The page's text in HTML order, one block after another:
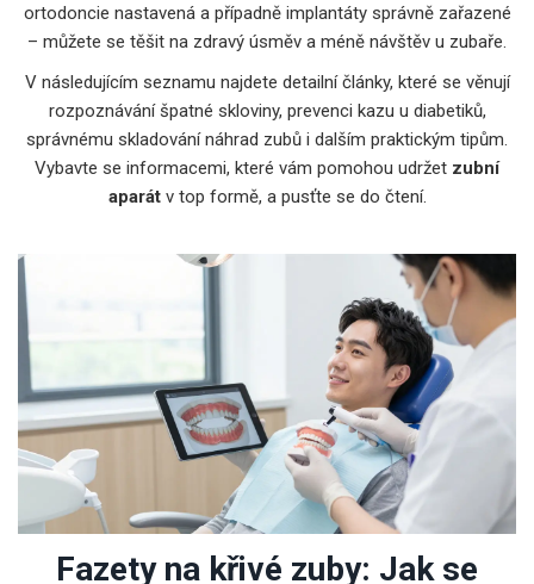
ortodoncie nastavená a případně implantáty správně zařazené
– můžete se těšit na zdravý úsměv a méně návštěv u zubaře.
V následujícím seznamu najdete detailní články, které se věnují
rozpoznávání špatné skloviny, prevenci kazu u diabetiků,
správnému skladování náhrad zubů i dalším praktickým tipům.
Vybavte se informacemi, které vám pomohou udržet zubní
aparátv top formě, a pusťte se do čtení.
Fazety na křivé zuby: Jak se